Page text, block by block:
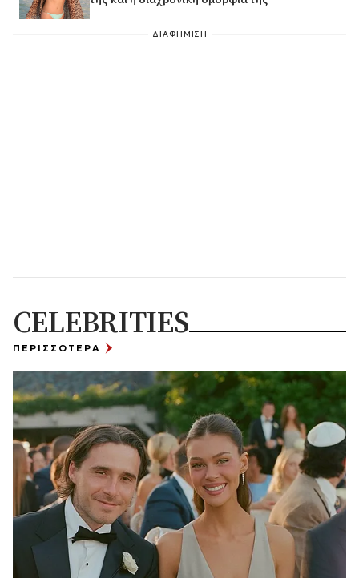
ΔΙΑΦΗΜΙΣΗ
CELEBRITIES
ΠΕΡΙΣΣΟΤΕΡΑ